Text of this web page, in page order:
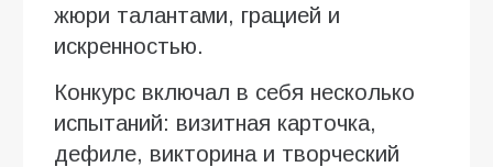
жюри талантами, грацией и
искренностью.
Конкурс включал в себя несколько
испытаний: визитная карточка,
дефиле, викторина и творческий